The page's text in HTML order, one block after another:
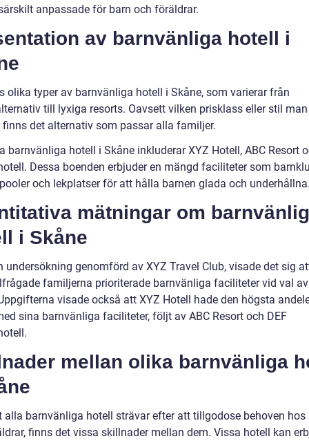
anpassade för barn och föräldrar.
av barnvänliga hotell i
olika typer av barnvänliga hotell i Skåne, som varierar från
till lyxiga resorts. Oavsett vilken prisklass eller stil man
finns det alternativ som passar alla familjer.
barnvänliga hotell i Skåne inkluderar XYZ Hotell, ABC Resort
Dessa boenden erbjuder en mängd faciliteter som
och lekplatser för att hålla barnen glada och
mätningar om
i Skåne
undersökning genomförd av XYZ Travel Club, visade det sig
familjerna prioriterade barnvänliga faciliteter vid val
visade också att XYZ Hotell hade den högsta
sina barnvänliga faciliteter, följt av ABC Resort och DEF
mellan olika barnvänliga
alla barnvänliga hotell strävar efter att tillgodose behoven hos
finns det vissa skillnader mellan dem. Vissa hotell kan